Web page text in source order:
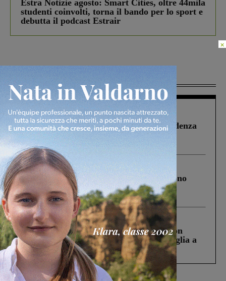
Estra Notizie agosto: Smart Cities, oltre 44mila
studenti coinvolti, torna il bando per lo sport e
debutta il podcast Estrair
Più lette
Figline Incisa Valdarno 1 Agosto 2026
Piscina di Figline finanziata oltre la scadenza
Pnrr, il gruppo di Fratelli d’Italia: “Un
ringraziamento al Governo”
Cronaca 4 Agosto 2026
Un anno fa la strage in A1 in cui morirono
Gianni, Giulia e Franco. Lo schianto, il
processo, lo stop ai sorpassi fra tir....
Cronaca 3 Agosto 2026
Scomparso da una struttura di Castiglion
Fiorentino l’uomo che aveva ucciso la figlia a
Levane nel 2020
×